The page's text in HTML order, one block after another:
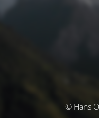
© Hans